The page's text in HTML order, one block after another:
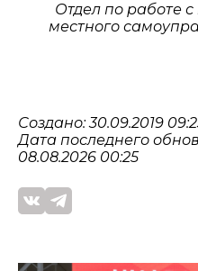
Отдел по работе
местного
Создано: 30.09.2019
Дата последнего
08.08.2026 00:25